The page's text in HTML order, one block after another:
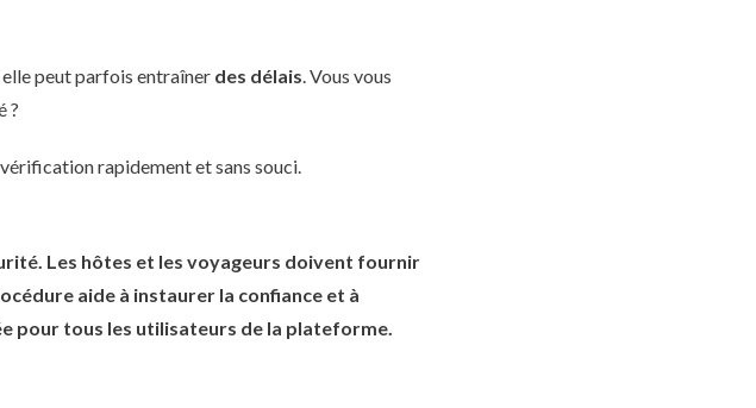
elle peut parfois entraîner des délais. Vous vous
?
rapidement et sans souci.
Les hôtes et les voyageurs doivent fournir
aide à instaurer la confiance et à
pour tous les utilisateurs de la plateforme.